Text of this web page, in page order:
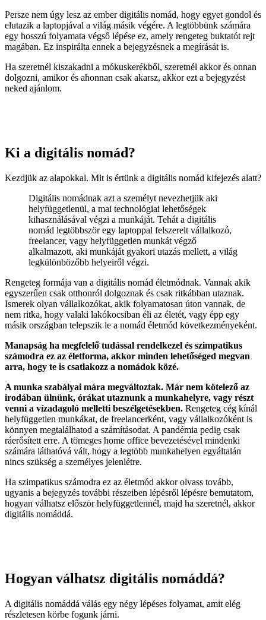
Persze nem úgy lesz az ember digitális nomád, hogy egyet gondol és
elutazik a laptopjával a világ másik végére. A legtöbbünk számára
egy hosszú folyamata végső lépése ez, amely rengeteg buktatót rejt
magában. Ez inspirálta ennek a bejegyzésnek a megírását is.
Ha szeretnél kiszakadni a mókuskerékből, szeretnél akkor és onnan
dolgozni, amikor és ahonnan csak akarsz, akkor ezt a bejegyzést
neked ajánlom.
Ki a digitális nomád?
Kezdjük az alapokkal. Mit is értünk a digitális nomád kifejezés alatt?
Digitális nomádnak azt a személyt nevezhetjük aki
helyfüggetlenül, a mai technológiai lehetőségek
kihasználásával végzi a munkáját. Tehát a digitális
nomád legtöbbször egy laptoppal felszerelt vállalkozó,
freelancer, vagy helyfüggetlen munkát végző
alkalmazott, aki munkáját gyakori utazás mellett, a világ
legkülönbözőbb helyeiről végzi.
Rengeteg formája van a digitális nomád életmódnak. Vannak akik
egyszerűen csak otthonról dolgoznak és csak ritkábban utaznak.
Ismerek olyan vállalkozókat, akik folyamatosan úton vannak, de
nem ritka, hogy valaki lakókocsiban éli az életét, vagy épp egy
másik országban telepszik le a nomád életmód következményeként.
Manapság ha megfelelő tudással rendelkezel és szimpatikus
számodra ez az életforma, akkor minden lehetőséged megvan
arra, hogy te is csatlakozz a nomádok közé.
A munka szabályai mára megváltoztak. Már nem kötelező az
irodában ülnünk, órákat utaznunk a munkahelyre, vagy részt
venni a vízadagoló melletti beszélgetésekben. Rengeteg cég kínál
helyfüggetlen munkákat, de freelancerként, vagy vállalkozóként is
könnyen megtalálhatod a számításodat. A pandémia pedig csak
ráerősített erre. A tömeges home office bevezetésével mindenki
számára láthatóvá vált, hogy a legtöbb munkahelyen egyáltalán
nincs szükség a személyes jelenlétre.
Ha szimpatikus számodra ez az életmód akkor olvass tovább,
ugyanis a bejegyzés további részeiben lépésről lépésre bemutatom,
hogyan válhatsz először helyfüggetlennél, majd ha szeretnél, akkor
digitális nomáddá.
Hogyan válhatsz digitális nomáddá?
A digitális nomáddá válás egy négy lépéses folyamat, amit elég
részletesen körbe fogunk járni.